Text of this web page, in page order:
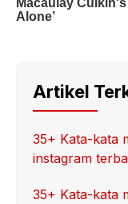
Artikel
35+ Kata-kata
instagram
35+ Kata-kata